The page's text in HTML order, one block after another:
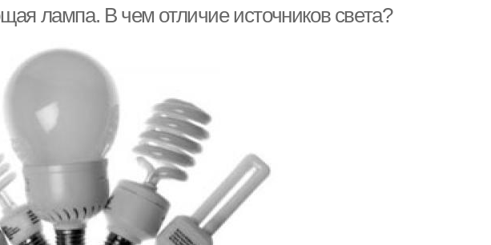
лампа. В чем отличие источников света?